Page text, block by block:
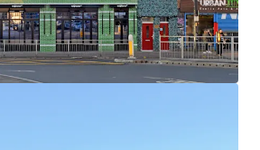
over the first to third floor
£241,000 per annum (*ERV on 2